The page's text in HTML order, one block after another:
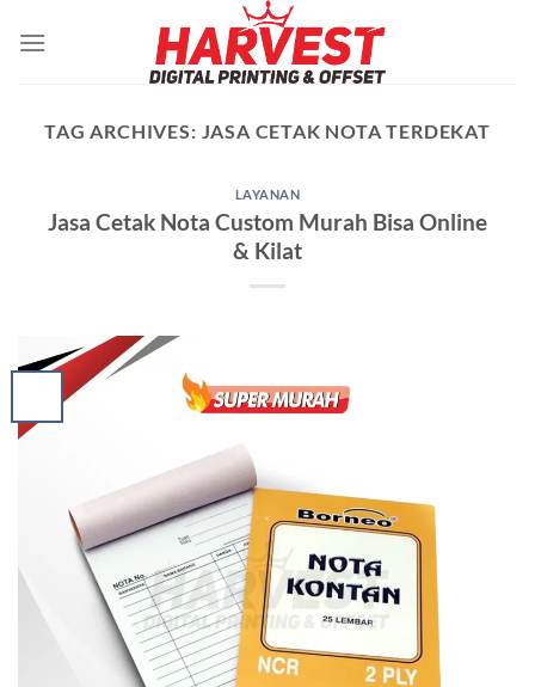
TAG ARCHIVES: JASA CETAK NOTA TERDEKAT
LAYANAN
Jasa Cetak Nota Custom Murah Bisa Online
& Kilat